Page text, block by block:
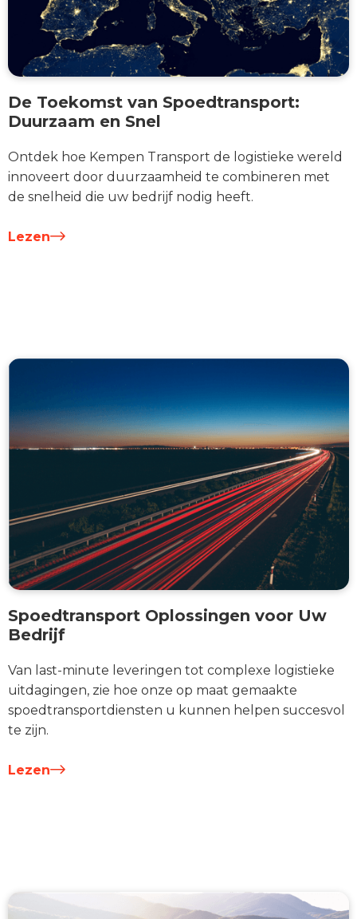
De Toekomst van Spoedtransport:
Duurzaam en Snel
Ontdek hoe Kempen Transport de logistieke wereld
innoveert door duurzaamheid te combineren met
de snelheid die uw bedrijf nodig heeft.
Lezen
Spoedtransport Oplossingen voor Uw
Bedrijf
Van last-minute leveringen tot complexe logistieke
uitdagingen, zie hoe onze op maat gemaakte
spoedtransportdiensten u kunnen helpen succesvol
te zijn.
Lezen